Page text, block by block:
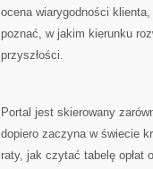
ocena wiarygodności
poznać, w jakim kierunku
przyszłości.
Portal jest skierowany
dopiero zaczyna w świecie
raty, jak czytać tabelę opłat